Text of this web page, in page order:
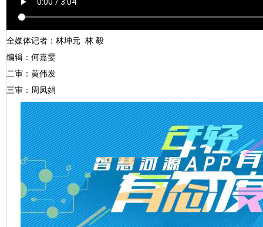
全媒体记者：林坤元 林 毅
编辑：何嘉雯
二审：黄伟发
三审：周凤娟